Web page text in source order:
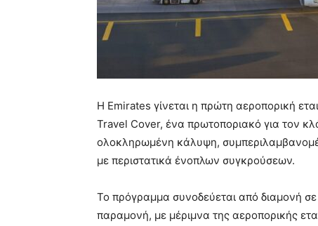
Η Emirates γίνεται η πρώτη αεροπορική
Travel Cover, ένα πρωτοποριακό για τον
ολοκληρωμένη κάλυψη,
με περιστατικά ένοπλων συγκρούσεων.
Το πρόγραμμα συνοδεύεται από διαμονή
παραμονή, με μέριμνα της αεροπορικής